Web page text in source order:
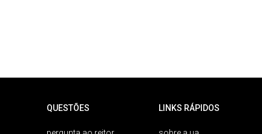
QUESTÕES LINKS RÁPIDOS